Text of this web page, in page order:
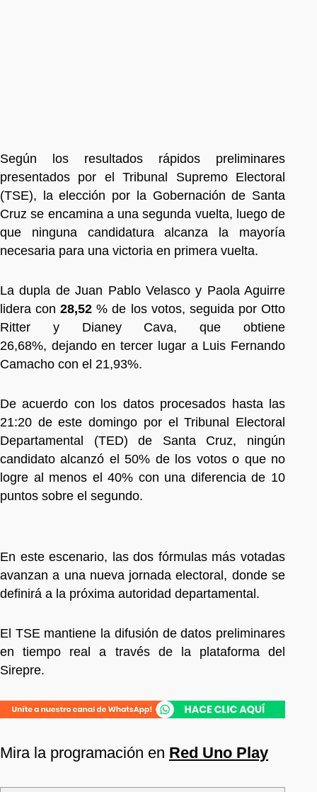
Según los resultados rápidos preliminares
presentados por el Tribunal Supremo Electoral
(TSE), la elección por la Gobernación de Santa
Cruz se encamina a una segunda vuelta, luego de
que ninguna candidatura alcanza la mayoría
necesaria para una victoria en primera vuelta.
La dupla de Juan Pablo Velasco y Paola Aguirre
lidera con28,52% de los votos, seguida por Otto
Ritter y Dianey Cava, que obtiene
26,68%, dejando en tercer lugar a Luis Fernando
Camacho con el 21,93%.
De acuerdo con los datos procesados hasta las
21:20 de este domingo por el Tribunal Electoral
Departamental (TED) de Santa Cruz, ningún
candidato alcanzó el 50% de los votos o que no
logre al menos el 40% con una diferencia de 10
puntos sobre el segundo.
En este escenario, las dos fórmulas más votadas
avanzan a una nueva jornada electoral, donde se
definirá a la próxima autoridad departamental.
El TSE mantiene la difusión de datos preliminares
en tiempo real a través de la plataforma del
Sirepre.
Mira la programación en Red Uno Play